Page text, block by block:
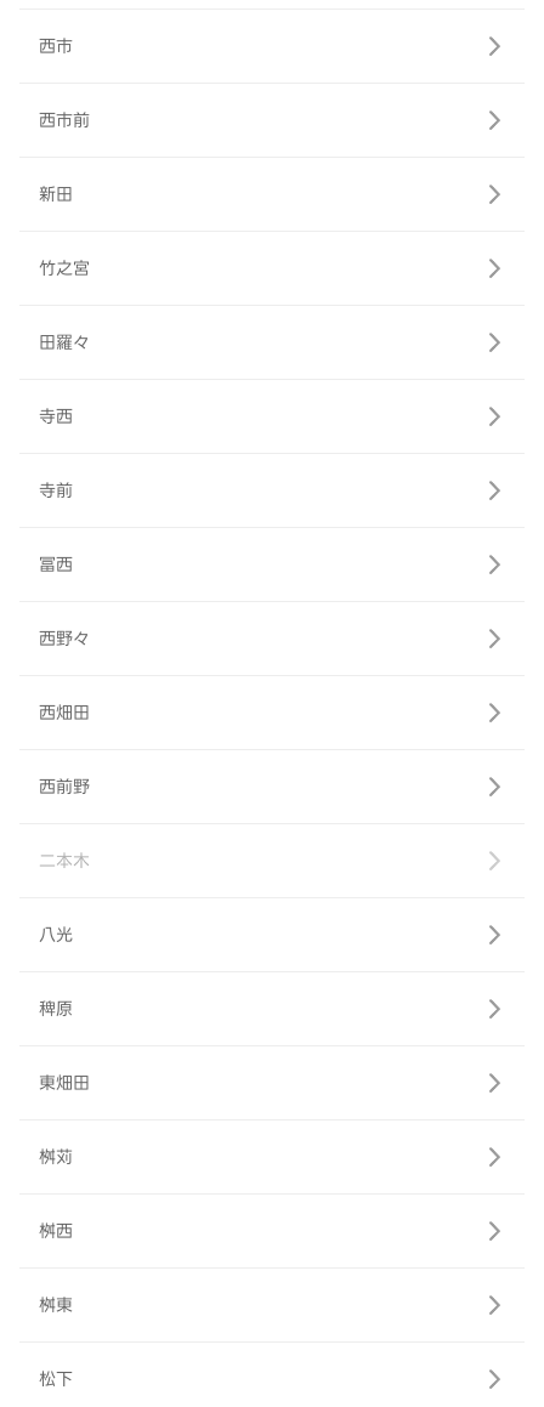
西市
西市前
新田
竹之宮
田羅々
寺西
寺前
冨西
西野々
西畑田
西前野
二本木
八光
稗原
東畑田
桝苅
桝西
桝東
松下